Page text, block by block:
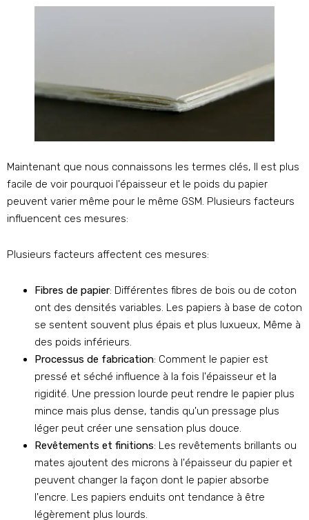
Maintenant que nous connaissons les termes clés, Il est plus
facile de voir pourquoi l'épaisseur et le poids du papier
peuvent varier même pour le même GSM. Plusieurs facteurs
influencent ces mesures:
Plusieurs facteurs affectent ces mesures:
Fibres de papier: Différentes fibres de bois ou de coton
ont des densités variables. Les papiers à base de coton
se sentent souvent plus épais et plus luxueux, Même à
des poids inférieurs.
Processus de fabrication: Comment le papier est
pressé et séché influence à la fois l'épaisseur et la
rigidité. Une pression lourde peut rendre le papier plus
mince mais plus dense, tandis qu'un pressage plus
léger peut créer une sensation plus douce.
Revêtements et finitions: Les revêtements brillants ou
mates ajoutent des microns à l'épaisseur du papier et
peuvent changer la façon dont le papier absorbe
l'encre. Les papiers enduits ont tendance à être
légèrement plus lourds.